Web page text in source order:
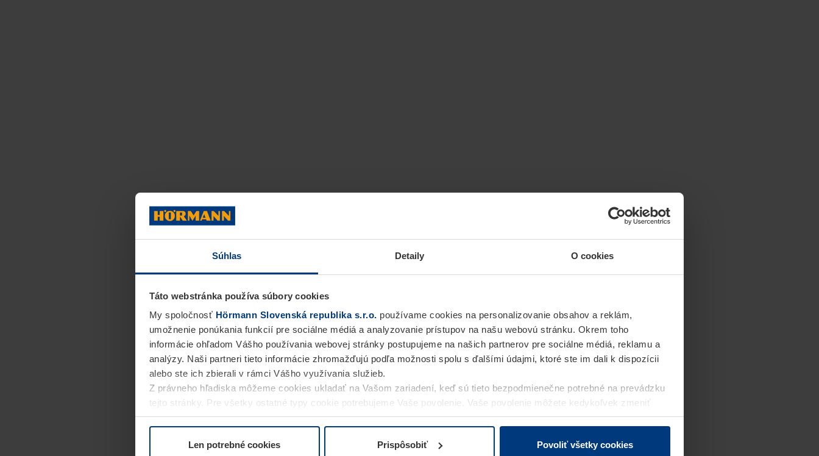
Súhlas Detaily O cookies
Táto webstránka používa súbory cookies
My spoločnosť Hörmann Slovenská republika s.r.o. používame cookies na personalizovanie obsahov a reklám,
umožnenie ponúkania funkcií pre sociálne médiá a analyzovanie prístupov na našu webovú stránku. Okrem toho
informácie ohľadom Vášho používania webovej stránky postupujeme na našich partnerov pre sociálne médiá, reklamu a
analýzy. Naši partneri tieto informácie zhromažďujú podľa možnosti spolu s ďalšími údajmi, ktoré ste im dali k dispozícii
alebo ste ich zbierali v rámci Vášho využívania služieb.
Z právneho hľadiska môžeme cookies ukladať na Vašom zariadení, keď sú tieto bezpodmienečne potrebné na prevádzku
tejto stránky. Pre všetky ostatné typy cookie potrebujeme Vaše povolenie. Vaše povolenie môžete kedykoľvek zmeniť
alebo odvolať vo vysvetlení cookie na stránkeVyhlásenie o ochrane osobných údajovnašej webovej stránky.
Len potrebné cookies Prispôsobiť Povoliť všetky cookies